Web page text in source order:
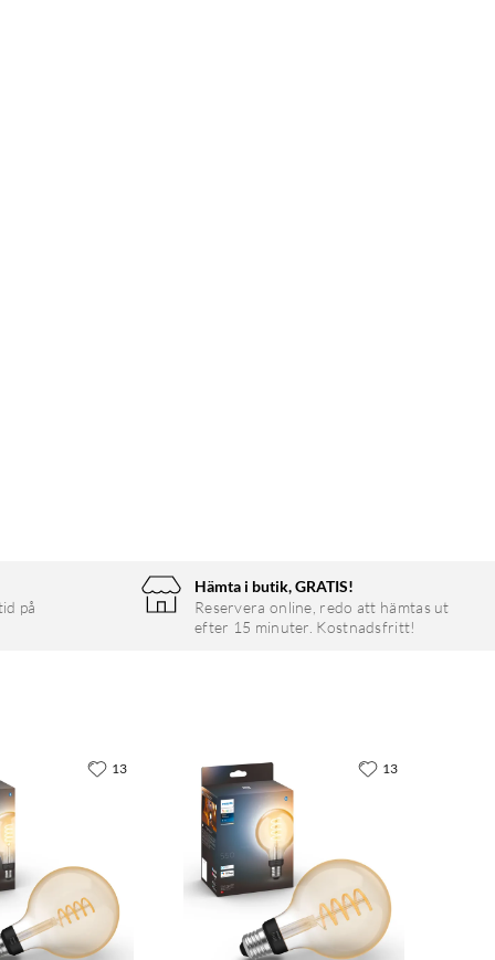
på
Hämta i butik, GRATIS!
Reservera online, redo att hämtas ut
efter 15 minuter. Kostnadsfritt!
13 13